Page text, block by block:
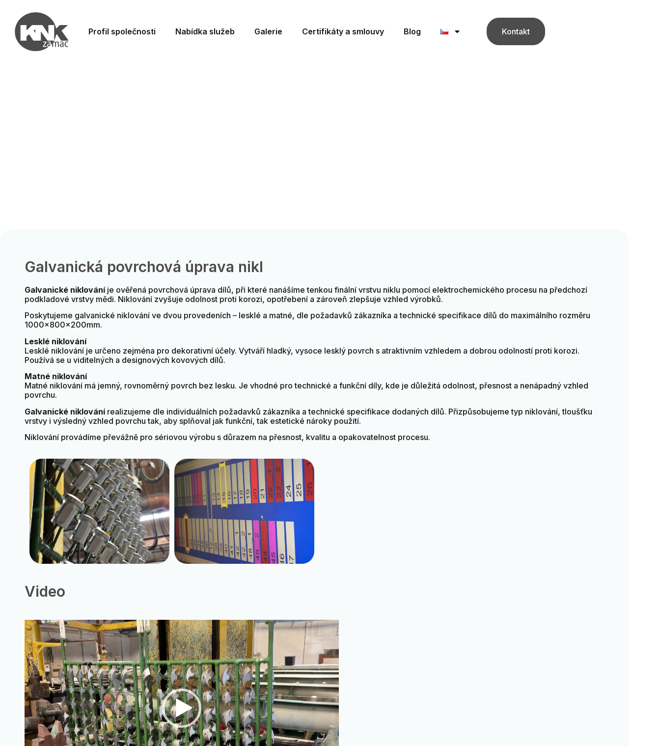
Profil společnosti Nabídka služeb Galerie Certifikáty a smlouvy Blog Kontakt
Galvanická povrchová úprava nikl
Galvanické niklováníje ověřená povrchová úprava dílů, při které nanášíme tenkou finální vrstvu niklu pomocí elektrochemického procesu na předchozí
podkladové vrstvy mědi. Niklování zvyšuje odolnost proti korozi, opotřebení a zároveň zlepšuje vzhled výrobků.
Poskytujeme galvanické niklování ve dvou provedeních – lesklé a matné, dle požadavků zákazníka a technické specifikace dílů do maximálního rozměru
1000x800x200mm.
Lesklé niklování
Lesklé niklování je určeno zejména pro dekorativní účely. Vytváří hladký, vysoce lesklý povrch s atraktivním vzhledem a dobrou odolností proti korozi.
Používá se u viditelných a designových kovových dílů.
Matné niklování
Matné niklování má jemný, rovnoměrný povrch bez lesku. Je vhodné pro technické a funkční díly, kde je důležitá odolnost, přesnost a nenápadný vzhled
povrchu.
Galvanické niklovánírealizujeme dle individuálních požadavků zákazníka a technické specifikace dodaných dílů. Přizpůsobujeme typ niklování, tloušťku
vrstvy i výsledný vzhled povrchu tak, aby splňoval jak funkční, tak estetické nároky použití.
Niklování provádíme převážně pro sériovou výrobu s důrazem na přesnost, kvalitu a opakovatelnost procesu.
Video
Video
přehrávač